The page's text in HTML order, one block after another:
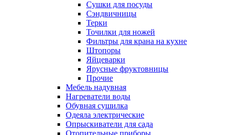
Сушки для посуды
Сэндвичницы
Терки
Точилки для ножей
Фильтры для крана на кухне
Штопоры
Яйцеварки
Ярусные фруктовницы
Прочие
Мебель надувная
Нагреватели воды
Обувная сушилка
Одеяла электрические
Опрыскиватели для сада
Отопительные приборы